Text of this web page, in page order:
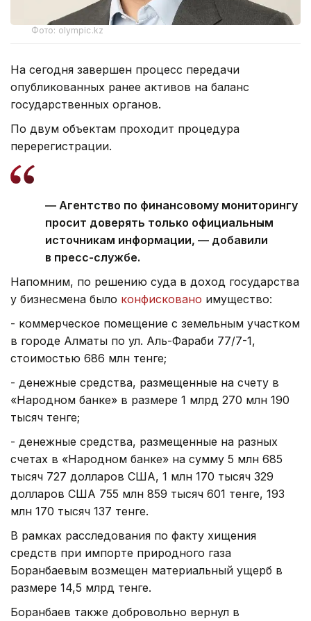
Фото: olympic.kz
На сегодня завершен процесс передачи
опубликованных ранее активов на баланс
государственных органов.
По двум объектам проходит процедура
перерегистрации.
— Агентство по финансовому мониторингу
просит доверять только официальным
источникам информации, — добавили
в пресс-службе.
Напомним, по решению суда в доход государства
у бизнесмена было конфисковано имущество:
- коммерческое помещение с земельным участком
в городе Алматы по ул. Аль-Фараби 77/7-1,
стоимостью 686 млн тенге;
- денежные средства, размещенные на счету в
«Народном банке» в размере 1 млрд 270 млн 190
тысяч тенге;
- денежные средства, размещенные на разных
счетах в «Народном банке» на сумму 5 млн 685
тысяч 727 долларов США, 1 млн 170 тысяч 329
долларов США 755 млн 859 тысяч 601 тенге, 193
млн 170 тысяч 137 тенге.
В рамках расследования по факту хищения
средств при импорте природного газа
Боранбаевым возмещен материальный ущерб в
размере 14,5 млрд тенге.
Боранбаев также добровольно вернул в